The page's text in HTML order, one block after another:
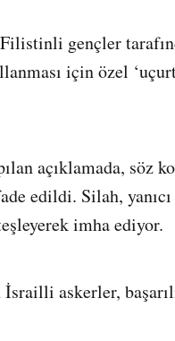
gençler
için özel
açıklamada, söz
edildi. Silah,
imha ediyor.
askerler,